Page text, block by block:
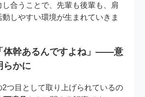
し合うことで、先輩も後輩も、肩
しやすい環境が生まれていきま
体幹あるんですよね」――意
らかに
2つ目として取り上げられているの